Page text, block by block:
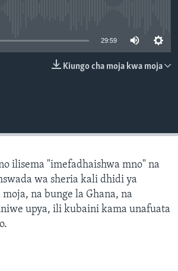
29:59
Kiungo cha moja kwa moja
ilisema "imefadhaishwa mno" na
wa sheria kali dhidi ya
na bunge la Ghana, na
upya, ili kubaini kama unafuata